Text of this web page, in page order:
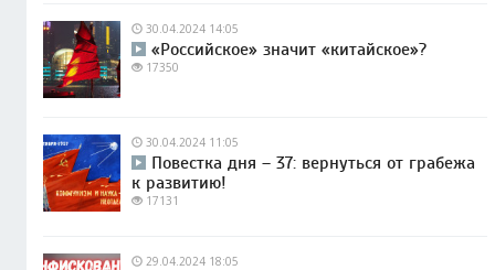
30.04.2024 14:05
«Российское» значит «китайское»?
17350
30.04.2024 11:05
Повестка дня – 37: вернуться от грабежа
к развитию!
17131
29.04.2024 18:05